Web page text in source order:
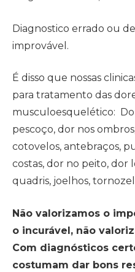
Diagnostico errado ou
improvável.
É disso que nossas
para tratamento das
musculoesquelético:
pescoço, dor nos
cotovelos, antebraços,
costas, dor no peito, dor
quadris, joelhos,
Não valorizamos o
o incurável, não
Com diagnósticos
costumam dar bons